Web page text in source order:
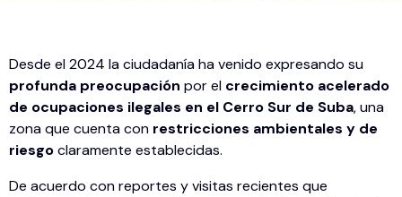
Desde el 2024 la ciudadanía ha venido expresando su
profunda preocupación por el crecimiento acelerado
de ocupaciones ilegales en el Cerro Sur de Suba, una
zona que cuenta con restricciones ambientales y de
riesgoclaramente establecidas.
De acuerdo con reportes y visitas recientes que